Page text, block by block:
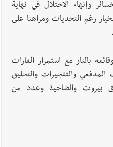
وإنهاء الاحتلال في نهاية
رغم التحديات ومراهنا على
بالنار مع استمرار الغارات
المدفعي والتفجيرات والتحليق
بيروت والضاحية وعدد من